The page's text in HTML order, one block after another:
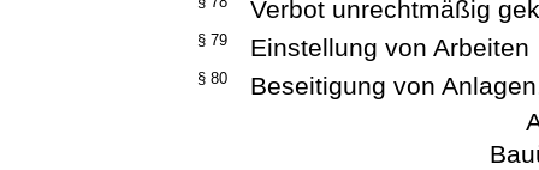
Verbot unrechtmäßig
§ 79 Einstellung von Arbeiten
§ 80
Beseitigung von